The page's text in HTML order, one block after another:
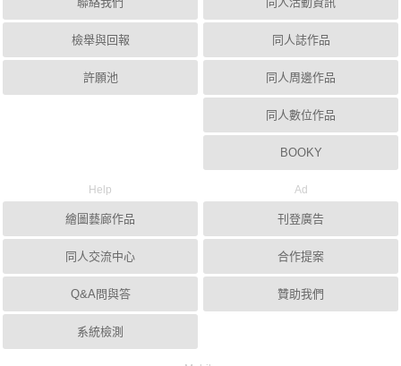
檢舉與回報
許願池
同人誌作品
同人周邊作品
同人數位作品
BOOKY
Help
繪圖藝廊作品
同人交流中心
Q&A問與答
系統檢測
Ad
刊登廣告
合作提案
贊助我們